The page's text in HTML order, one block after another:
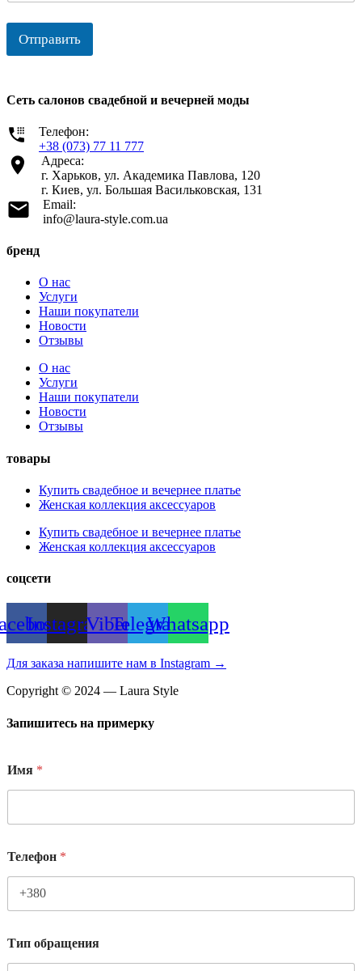
Отправить
Сеть салонов свадебной и вечерней моды
Телефон:
+38 (073) 77 11 777
Адреса:
г. Харьков, ул. Академика Павлова, 120
г. Киев, ул. Большая Васильковская, 131
Email:
info@laura-style.com.ua
бренд
О нас
Услуги
Наши покупатели
Новости
Отзывы
О нас
Услуги
Наши покупатели
Новости
Отзывы
товары
Купить свадебное и вечернее платье
Женская коллекция аксессуаров
Купить свадебное и вечернее платье
Женская коллекция аксессуаров
соцсети
InstagramViberTelegramWhatsapp
Для заказа напишите нам в Instagram →
Copyright © 2024 — Laura Style
Запишитесь на примерку
Имя *
Телефон *
Тип обращения